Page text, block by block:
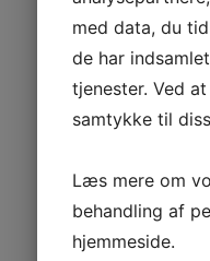
med data, du
de har
tjenester. Ved
samtykke til
Læs mere om
behandling af
hjemmeside.